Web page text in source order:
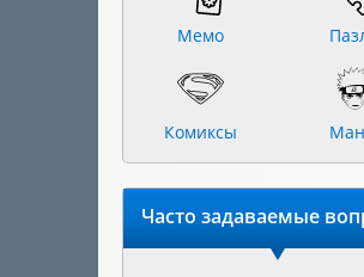
Мемо
Комиксы
Часто задаваемые